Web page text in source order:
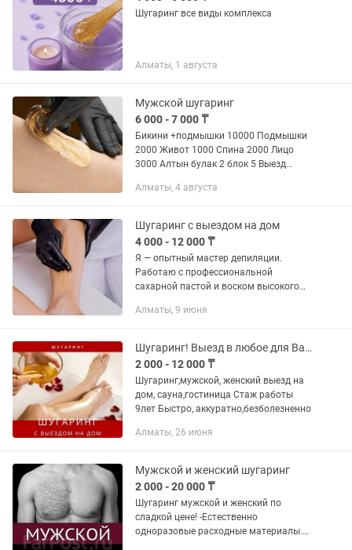
Шугаринг все виды комплекса
Алматы, 1 августа
Мужской шугаринг
6 000 - 7 000 ₸
Бикини +подмышки 10000 Подмышки
2000 Живот 1000 Спина 2000 Лицо
3000 Алтын булак 2 блок 5 Выезд
Алматы, 4 августа
Шугаринг с выездом на дом
4 000 - 12 000 ₸
Я — опытный мастер депиляции.
Работаю с профессиональной
сахарной пастой и воском высокого
Безопасно ✔️ Индивидуальный подход
Алматы, 9 июня
Шугаринг! Выезд в любое для Вас время!
2 000 - 12 000 ₸
Шугаринг,мужской, женский выезд на
дом, сауна,гостиница Стаж работы
9лет Быстро, аккуратно,безболезненно
Алматы, 26 июня
Мужской и женский шугаринг
2 000 - 20 000 ₸
Шугаринг мужской и женский по
сладкой цене! -Естественно
одноразовые расходные материалы.